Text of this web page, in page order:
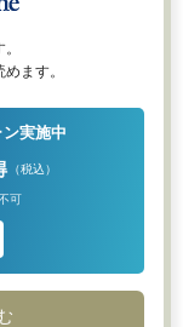
ます。
実施中
（税込）
可